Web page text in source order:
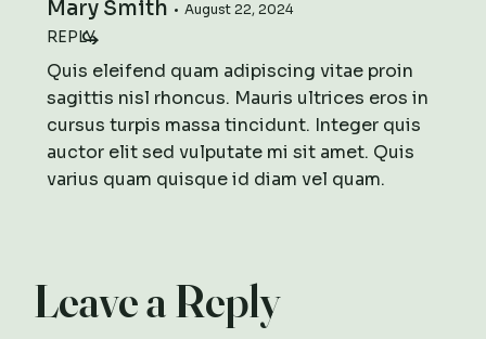
Mary Smith August 22, 2024
REPLY
Quis eleifend quam adipiscing vitae proin
sagittis nisl rhoncus. Mauris ultrices eros in
cursus turpis massa tincidunt. Integer quis
auctor elit sed vulputate mi sit amet. Quis
varius quam quisque id diam vel quam.
Leave a Reply